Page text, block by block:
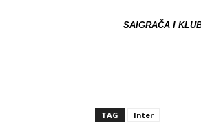
SAIGRAČA I
TAG Inter